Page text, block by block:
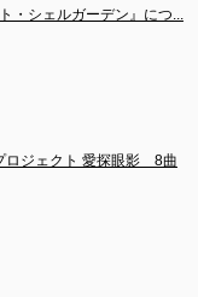
・シェルガーデン』につ...
ロジェクト 愛探眼影　8曲